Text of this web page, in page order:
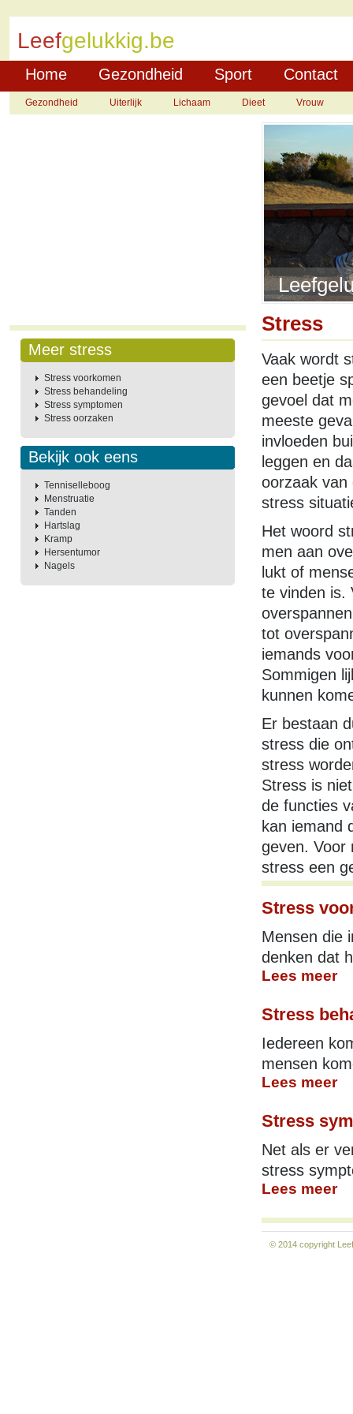
Leefgelukkig.be
Home Gezondheid Sport Contact
Gezondheid Uiterlijk Lichaam Dieet Vrouw
Meer stress
Stress voorkomen
Stress behandeling
Stress symptomen
Stress oorzaken
Bekijk ook eens
Tenniselleboog
Menstruatie
Tanden
Hartslag
Kramp
Hersentumor
Nagels
Stress
Vaak wordt
een beetje
gevoel dat
meeste
invloeden
leggen en
oorzaak van
stress
Het woord
men aan
lukt of
te vinden is.
tot
iemands
Sommigen
kunnen
Er bestaan
stress die
stress
Stress is
de functies
kan iemand
geven. Voor
stress een
Stress
Mensen die
denken dat
Lees meer
Stress
Iedereen
mensen
Lees meer
Stress
Net als er
stress
Lees meer
© 2014 copyright